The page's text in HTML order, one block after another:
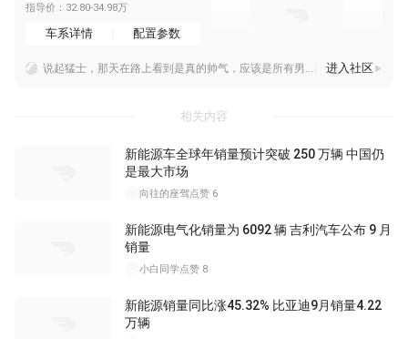
指导价：32.80-34.98万
车系详情 配置参数
进入社区
相关内容
新能源车全球年销量预计突破 250 万辆 中国仍
是最大市场
向往的座驾点赞 6
新能源电气化销量为 6092 辆 吉利汽车公布 9 月
销量
小白同学点赞 8
新能源销量同比涨45.32% 比亚迪9月销量4.22
万辆